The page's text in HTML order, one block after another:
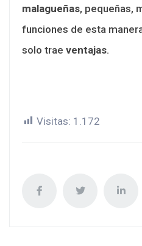
malagueñas, pequeñas,
funciones de esta
solo trae ventajas.
Visitas: 1.172